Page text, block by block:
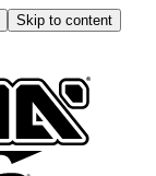
Skip to content